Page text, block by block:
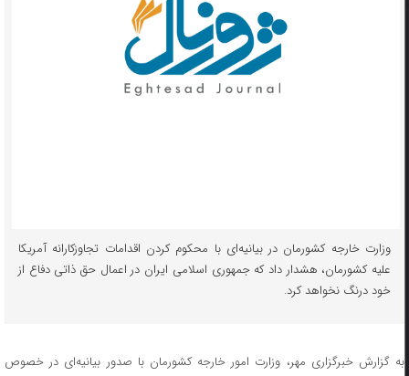
وزارت خارجه کشورمان در بیانیه‌ای با محکوم کردن اقدامات تجاوزکارانه آمریکا
علیه کشورمان، هشدار داد که جمهوری اسلامی ایران در اعمال حق ذاتی دفاع از
خود درنگ نخواهد کرد.
به گزارش خبرگزاری مهر، وزارت امور خارجه کشورمان با صدور بیانیه‌ای در خصوص